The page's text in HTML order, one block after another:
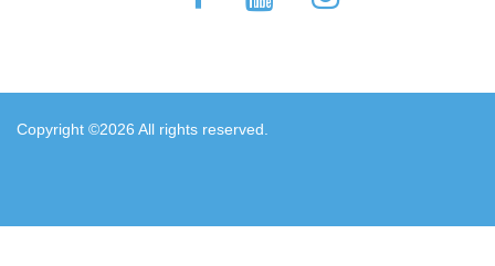
Copyright ©2026 All rights reserved.